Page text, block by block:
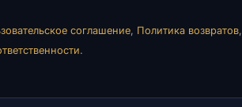
соглашение, Политика возвратов,
.